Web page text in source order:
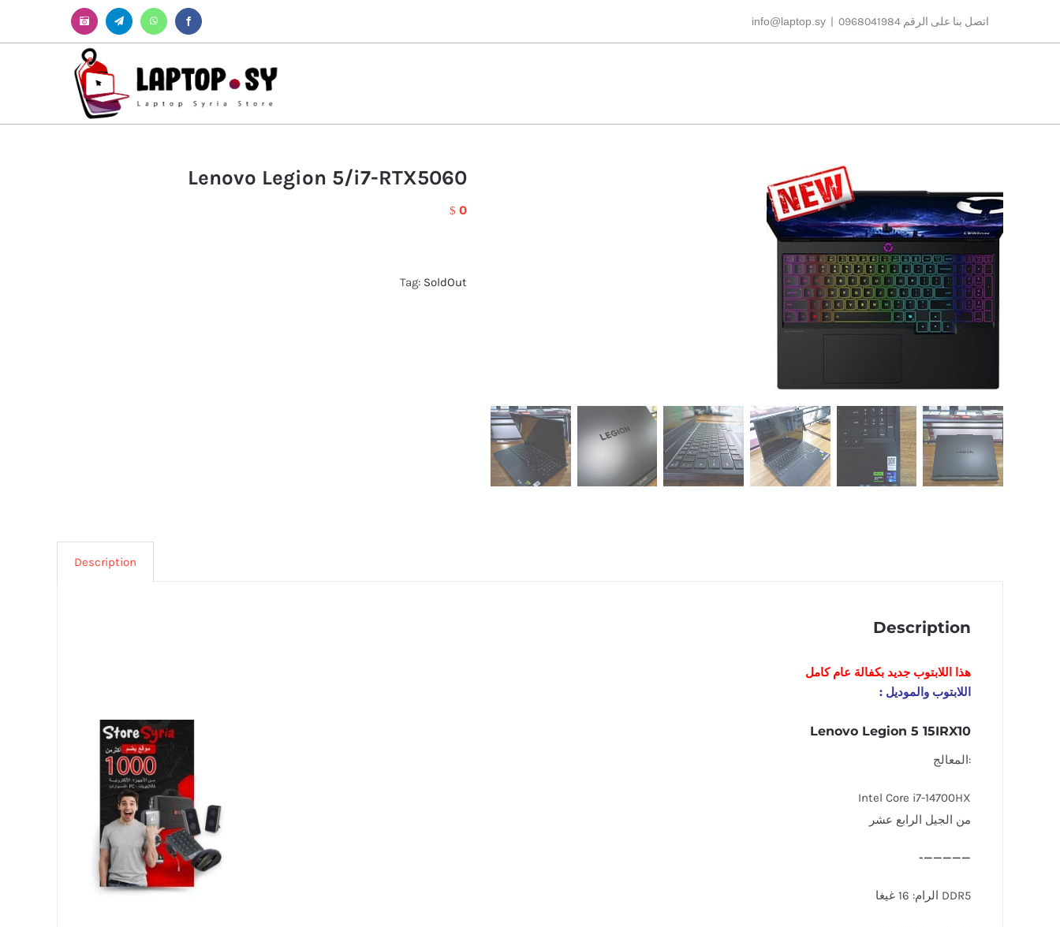
اتصل بنا على الرقم 0968041984 |
info@laptop.sy
Facebook
WhatsApp
Telegram
Instagram
Lenovo Legion 5/i7-RTX5060
$ 0
Tag: SoldOut
Description
Description
هذا اللابتوب جديد بكفالة عام كامل
اللابتوب والموديل :
Lenovo Legion 5 15IRX10
:المعالج
Intel Core i7-14700HX
من الجيل الرابع عشر
—————-
DDR5 الرام: 16 غيغا